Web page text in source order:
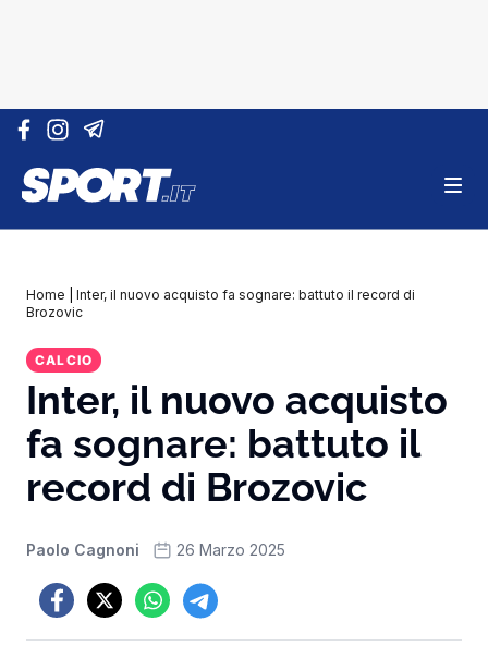
Vai al contenuto
Home
Inter, il nuovo acquisto fa sognare: battuto il record di
Brozovic
CALCIO
Inter, il nuovo acquisto
fa sognare: battuto il
record di Brozovic
Paolo Cagnoni 26 Marzo 2025